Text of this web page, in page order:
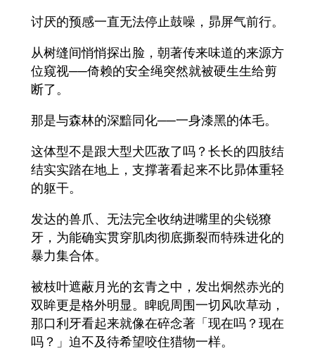
讨厌的预感一直无法停止鼓噪，昴屏气前行。
从树缝间悄悄探出脸，朝著传来味道的来源方
位窥视──倚赖的安全绳突然就被硬生生给剪
断了。
那是与森林的深黯同化──一身漆黑的体毛。
这体型不是跟大型犬匹敌了吗？长长的四肢结
结实实踏在地上，支撑著看起来不比昴体重轻
的躯干。
发达的兽爪、无法完全收纳进嘴里的尖锐獠
牙，为能确实贯穿肌肉彻底撕裂而特殊进化的
暴力集合体。
被枝叶遮蔽月光的玄青之中，发出炯然赤光的
双眸更是格外明显。睥睨周围一切风吹草动，
那口利牙看起来就像在碎念著「现在吗？现在
吗？」迫不及待希望咬住猎物一样。